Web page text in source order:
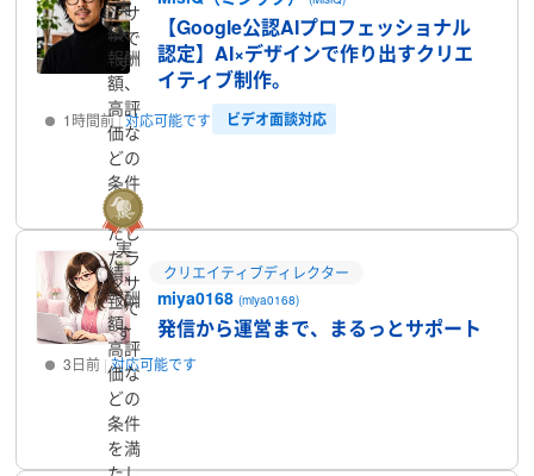
ンサ
ーで
す
【Google公認AIプロフェッショナル
認定】AI×デザインで作り出すクリエ
イティブ制作。
1時間前 対応可能です ビデオ面談対応
実
績、
報酬
額、
高評
価な
どの
条件
を満
たし
たラ
ンサ
ーで
す
クリエイティブディレクター
miya0168(miya0168)
発信から運営まで、まるっとサポート
3日前 対応可能です
実
績、
報酬
額、
高評
価な
どの
条件
を満